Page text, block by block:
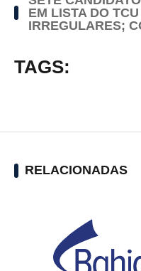
EM LISTA DO
IRREGULARES;
TAGS:
RELACIONADAS